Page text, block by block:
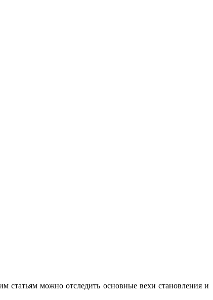
статьям можно отследить основные вехи становления и